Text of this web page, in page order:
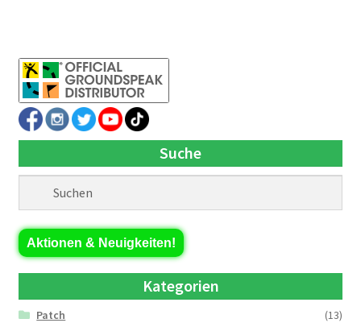
Suche
Aktionen & Neuigkeiten!
Kategorien
Patch
(13)